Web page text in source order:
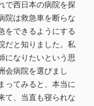
で西日本の病院を探
院は救急車を断らな
をできるようにする
だと知りました。私
になりたいという思
会病院を選びまし
ってみると、本当に
て、当直も寝られな